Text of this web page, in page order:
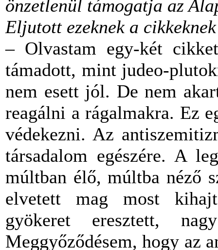
önzetlenül támogatja az
Eljutott ezeknek a
– Olvastam egy-két
támadott, mint judeo-
nem esett jól. De nem
reagálni a rágalmakra. Ez
védekezni. Az
társadalom egészére. A
múltban élő, múltba néző
elvetett mag most
gyökeret eresztett,
Meggyőződésem, hogy az